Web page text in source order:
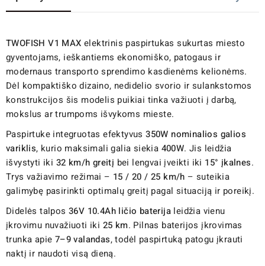
TWOFISH V1 MAX elektrinis paspirtukas sukurtas miesto
gyventojams, ieškantiems ekonomiško, patogaus ir
modernaus transporto sprendimo kasdienėms kelionėms.
Dėl kompaktiško dizaino, nedidelio svorio ir sulankstomos
konstrukcijos šis modelis puikiai tinka važiuoti į darbą,
mokslus ar trumpoms išvykoms mieste.
Paspirtuke integruotas efektyvus350W nominalios galios
variklis, kurio maksimali galia siekia 400W. Jis leidžia
išvystyti iki 32 km/h greitį bei lengvai įveikti iki 15° įkalnes.
Trys važiavimo režimai – 15 / 20 / 25 km/h – suteikia
galimybę pasirinkti optimalų greitį pagal situaciją ir poreikį.
Didelės talpos 36V 10.4Ah ličio baterija leidžia vienu
įkrovimu nuvažiuoti iki 25 km. Pilnas baterijos įkrovimas
trunka apie 7–9 valandas, todėl paspirtuką patogu įkrauti
naktį ir naudoti visą dieną.